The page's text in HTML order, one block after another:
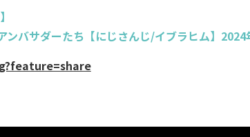
バサダーたち【にじさんじ/イブラヒム】